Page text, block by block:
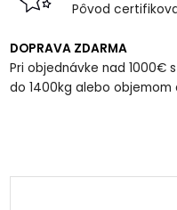
Pôvod
DOPRAVA ZDARMA
Pri objednávke nad 1000€
do 1400kg alebo objemom